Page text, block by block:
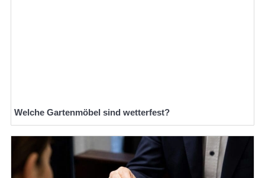
Welche Gartenmöbel sind wetterfest?